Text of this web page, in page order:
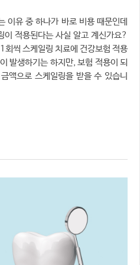
이유 중 하나가 바로 비용 때문인데
이 적용된다는 사실 알고 계신가요?
씩 스케일링 치료에 건강보험 적용
발생하기는 하지만, 보험 적용이 되
액으로 스케일링을 받을 수 있습니